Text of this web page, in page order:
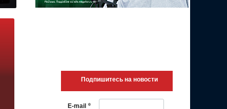
Подпишитесь на новости
E-mail *